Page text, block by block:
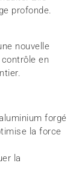
profonde.
nouvelle
en
forgé
la force
la